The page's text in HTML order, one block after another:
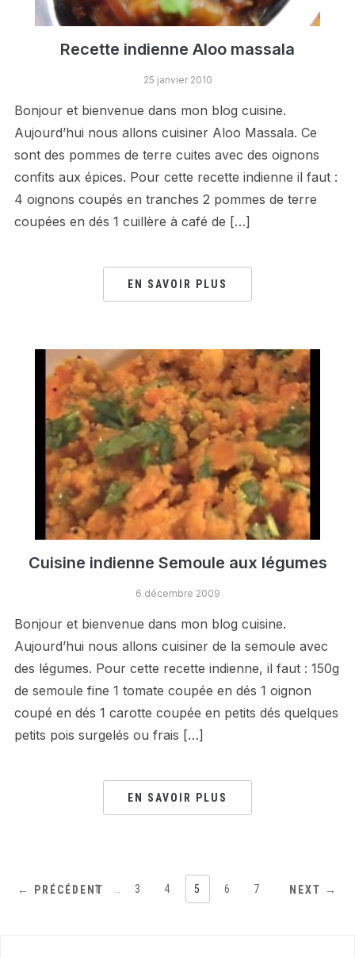
Recette indienne Aloo massala
25 janvier 2010
Bonjour et bienvenue dans mon blog cuisine.
Aujourd’hui nous allons cuisiner Aloo Massala. Ce
sont des pommes de terre cuites avec des oignons
confits aux épices. Pour cette recette indienne il faut :
4 oignons coupés en tranches 2 pommes de terre
coupées en dés 1 cuillère à café de […]
EN SAVOIR PLUS
Cuisine indienne Semoule aux légumes
6 décembre 2009
Bonjour et bienvenue dans mon blog cuisine.
Aujourd’hui nous allons cuisiner de la semoule avec
des légumes. Pour cette recette indienne, il faut : 150g
de semoule fine 1 tomate coupée en dés 1 oignon
coupé en dés 1 carotte coupée en petits dés quelques
petits pois surgelés ou frais […]
EN SAVOIR PLUS
← PRÉCÉDENT
1 3 4 5 6 7 NEXT →